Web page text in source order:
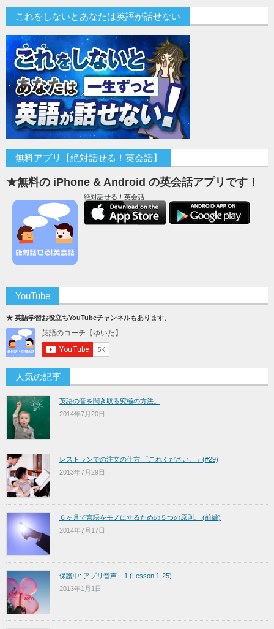
これをしないとあなたは英語が話せない
無料アプリ【絶対話せる！英会話】
★無料の iPhone & Android の英会話アプリです！
絶対話せる！英会話
YouTube
★ 英語学習お役立ちYouTubeチャンネルもあります。
人気の記事
英語の音を聞き取る究極の方法。
2014年7月20日
レストランでの注文の仕方 「これください。」(#29)
2013年7月29日
６ヶ月で言語をモノにするための５つの原則。 (前編)
2014年7月17日
保護中: アプリ音声 – 1 (Lesson 1-25)
2013年1月1日